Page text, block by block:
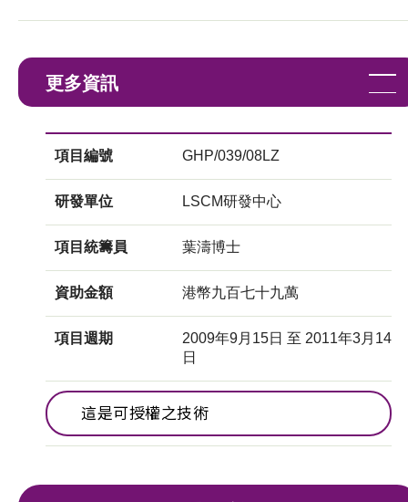
更多資訊
項目編號 GHP/039/08LZ
研發單位 LSCM研發中心
項目統籌員 葉濤博士
資助金額 港幣九百七十九萬
項目週期
2009年9月15日 至 2011年3月14
日
這是可授權之技術